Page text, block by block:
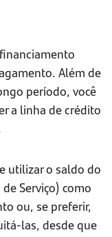
Além de
período, você
a linha de crédito
utilizar o saldo do
Serviço) como
ou, se preferir,
las, desde que